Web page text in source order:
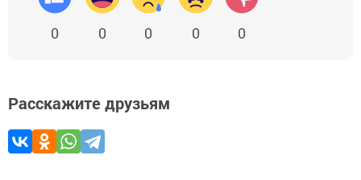
0 0 0 0 0
Расскажите друзьям